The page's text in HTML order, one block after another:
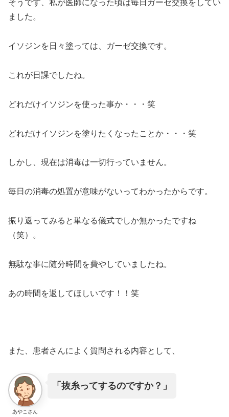
そうです、私が医師になった頃は毎日ガーゼ交換をしてい
ました。
イソジンを日々塗っては、ガーゼ交換です。
これが日課でしたね。
どれだけイソジンを使った事か・・・笑
どれだけイソジンを塗りたくなったことか・・・笑
しかし、現在は消毒は一切行っていません。
毎日の消毒の処置が意味がないってわかったからです。
振り返ってみると単なる儀式でしか無かったですね
（笑）。
無駄な事に随分時間を費やしていましたね。
あの時間を返してほしいです！！笑
また、患者さんによく質問される内容として、
あやこさん
「抜糸ってするのですか？」